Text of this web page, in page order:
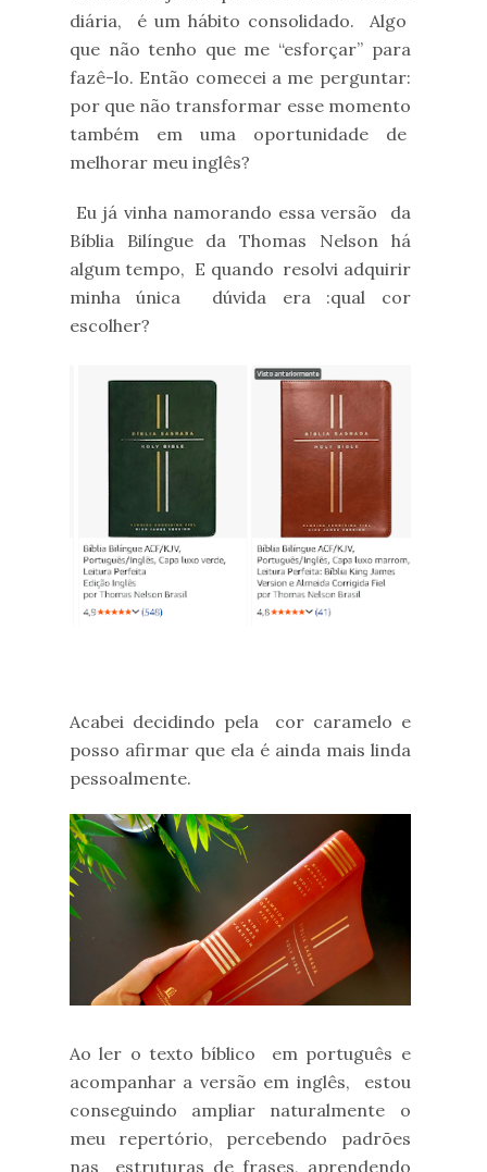
diária, é um hábito consolidado. Algo
que não tenho que me “esforçar” para
fazê-lo. Então comecei a me perguntar:
por que não transformar esse momento
também em uma oportunidade de
melhorar meu inglês?
Eu já vinha namorando essa versão da
Bíblia Bilíngue da Thomas Nelson há
algum tempo, E quando resolvi adquirir
minha única dúvida era :qual cor
escolher?
Acabei decidindo pela cor caramelo e
posso afirmar que ela é ainda mais linda
pessoalmente.
Ao ler o texto bíblico em português e
acompanhar a versão em inglês, estou
conseguindo ampliar naturalmente o
meu repertório, percebendo padrões
nas estruturas de frases, aprendendo